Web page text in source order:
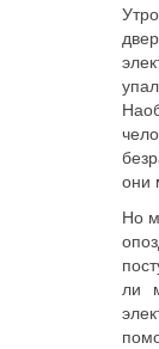
они
Но
ли